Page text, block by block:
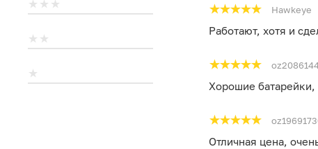
Hawkeye
Работают, хотя и
Хорошие батарейки,
Отличная цена,